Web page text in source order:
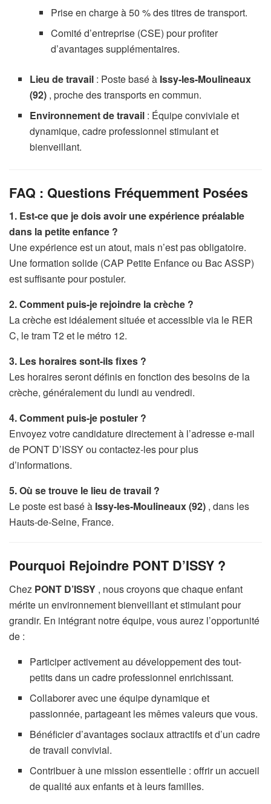
Prise en charge à 50 % des titres de transport.
Comité d’entreprise (CSE) pour profiter
d’avantages supplémentaires.
Lieu de travail : Poste basé à Issy-les-Moulineaux
(92) , proche des transports en commun.
Environnement de travail : Équipe conviviale et
dynamique, cadre professionnel stimulant et
bienveillant.
FAQ : Questions Fréquemment Posées
1. Est-ce que je dois avoir une expérience préalable
dans la petite enfance ?
Une expérience est un atout, mais n’est pas obligatoire.
Une formation solide (CAP Petite Enfance ou Bac ASSP)
est suffisante pour postuler.
2. Comment puis-je rejoindre la crèche ?
La crèche est idéalement située et accessible via le RER
C, le tram T2 et le métro 12.
3. Les horaires sont-ils fixes ?
Les horaires seront définis en fonction des besoins de la
crèche, généralement du lundi au vendredi.
4. Comment puis-je postuler ?
Envoyez votre candidature directement à l’adresse e-mail
de PONT D’ISSY ou contactez-les pour plus
d’informations.
5. Où se trouve le lieu de travail ?
Le poste est basé à Issy-les-Moulineaux (92) , dans les
Hauts-de-Seine, France.
Pourquoi Rejoindre PONT D’ISSY ?
Chez PONT D’ISSY , nous croyons que chaque enfant
mérite un environnement bienveillant et stimulant pour
grandir. En intégrant notre équipe, vous aurez l’opportunité
de :
Participer activement au développement des tout-
petits dans un cadre professionnel enrichissant.
Collaborer avec une équipe dynamique et
passionnée, partageant les mêmes valeurs que vous.
Bénéficier d’avantages sociaux attractifs et d’un cadre
de travail convivial.
Contribuer à une mission essentielle : offrir un accueil
de qualité aux enfants et à leurs familles.